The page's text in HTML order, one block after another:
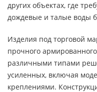
других объектах, где
дождевые и талые воды
Изделия под торговой
прочного
различными типами
усиленных, включая
креплениями.